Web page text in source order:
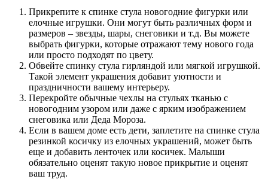
Прикрепите к спинке стула новогодние фигурки или
елочные игрушки. Они могут быть различных форм и
размеров – звезды, шары, снеговики и т.д. Вы можете
выбрать фигурки, которые отражают тему нового года
или просто подходят по цвету.
Обвейте спинку стула гирляндой или мягкой игрушкой.
Такой элемент украшения добавит уютности и
праздничности вашему интерьеру.
Перекройте обычные чехлы на стульях тканью с
новогодним узором или даже с ярким изображением
снеговика или Деда Мороза.
Если в вашем доме есть дети, заплетите на спинке стула
резинкой косичку из елочных украшений, может быть
еще и добавить ленточек или косичек. Малыши
обязательно оценят такую новое прикрытие и оценят
ваш труд.